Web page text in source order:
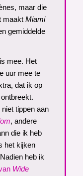
maar die
maakt Miami
gemiddelde
mee. Het
uur mee te
dat ik op
tippen aan
, andere
die ik heb
het kijken
heb ik
Wide